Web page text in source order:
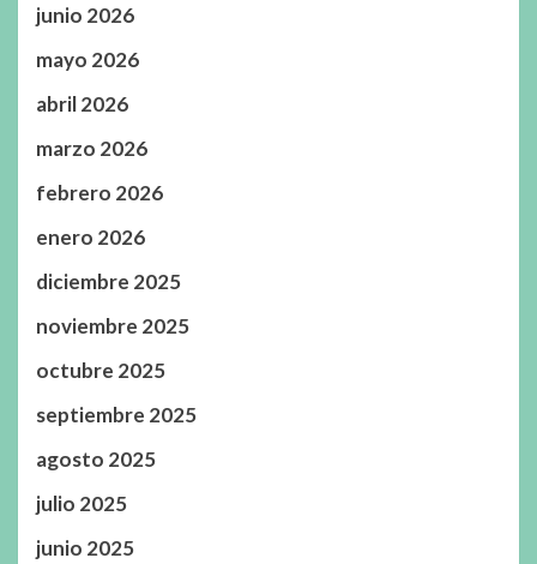
junio 2026
mayo 2026
abril 2026
marzo 2026
febrero 2026
enero 2026
diciembre 2025
noviembre 2025
octubre 2025
septiembre 2025
agosto 2025
julio 2025
junio 2025